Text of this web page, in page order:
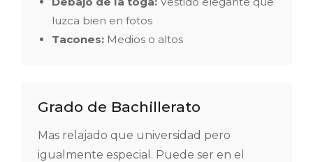
luzca bien en fotos
Tacones: Medios o altos
Grado de Bachillerato
Mas relajado que universidad pero
igualmente especial. Puede ser en el